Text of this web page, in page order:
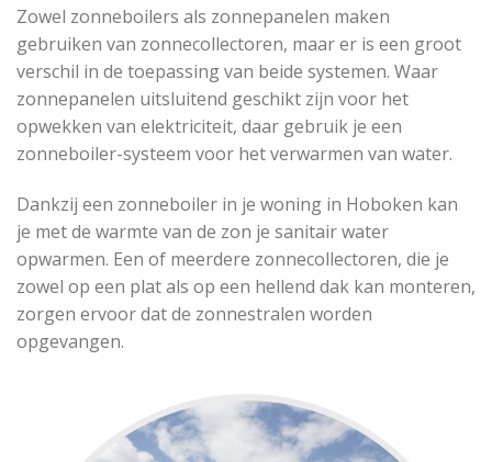
Zowel zonneboilers als zonnepanelen maken
gebruiken van zonnecollectoren, maar er is een groot
verschil in de toepassing van beide systemen. Waar
zonnepanelen uitsluitend geschikt zijn voor het
opwekken van elektriciteit, daar gebruik je een
zonneboiler-systeem voor het verwarmen van water.
Dankzij een zonneboiler in je woning in Hoboken kan
je met de warmte van de zon je sanitair water
opwarmen. Een of meerdere zonnecollectoren, die je
zowel op een plat als op een hellend dak kan monteren,
zorgen ervoor dat de zonnestralen worden
opgevangen.